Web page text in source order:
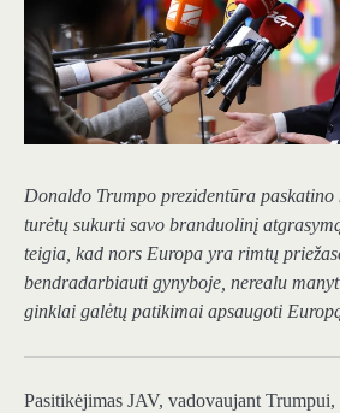
Donaldo Trumpo prezidentūra
turėtų sukurti savo branduolinį
teigia, kad nors Europa yra rimtų
bendradarbiauti gynyboje, nerealu
ginklai galėtų patikimai apsaugoti
Pasitikėjimas JAV, vadovaujant